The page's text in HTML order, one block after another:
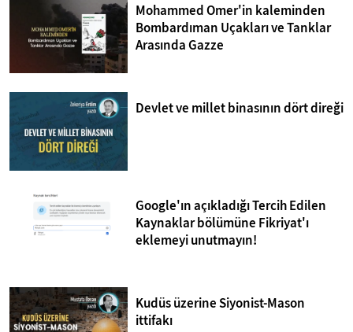
Mohammed Omer'in kaleminden
Bombardıman Uçakları ve Tanklar
Arasında Gazze
Devlet ve millet binasının dört direği
Google'ın açıkladığı Tercih Edilen
Kaynaklar bölümüne Fikriyat'ı
eklemeyi unutmayın!
Kudüs üzerine Siyonist-Mason
ittifakı